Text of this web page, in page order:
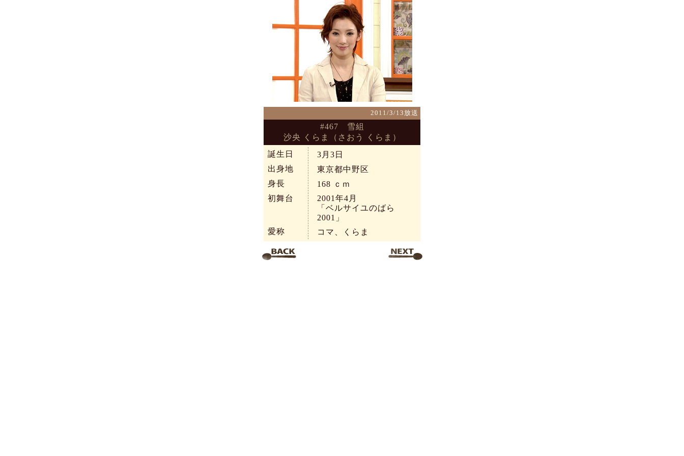
2011/3/13放送
#467 雪組
沙央 くらま（さおう くらま）
誕生日
3月3日
出身地
東京都中野区
身長
168 ｃｍ
初舞台
2001年4月
「ベルサイユのばら
2001」
愛称
コマ、くらま